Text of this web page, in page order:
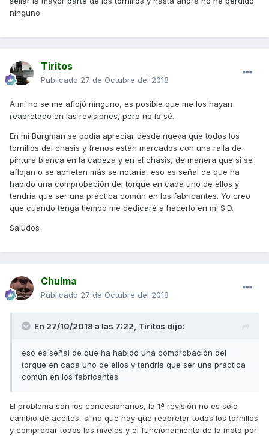
ninguno.
Tiritos
Publicado 27 de Octubre del 2018
A mí no se me aflojó ninguno, es posible que me los hayan
reapretado en las revisiones, pero no lo sé.
En mi Burgman se podía apreciar desde nueva que todos los
tornillos del chasis y frenos están marcados con una ralla de
pintura blanca en la cabeza y en el chasis, de manera que si se
aflojan o se aprietan más se notaría, eso es señal de que ha
habido una comprobación del torque en cada uno de ellos y
tendría que ser una práctica común en los fabricantes. Yo creo
que cuando tenga tiempo me dedicaré a hacerlo en mi S.D.
Saludos
Chulma
Publicado 27 de Octubre del 2018
En 27/10/2018 a las 7:22, Tiritos dijo:
eso es señal de que ha habido una comprobación del
torque en cada uno de ellos y tendría que ser una práctica
común en los fabricantes
El problema son los concesionarios, la 1ª revisión no es sólo
cambio de aceites, si no que hay que reapretar todos los tornillos
y comprobar todos los niveles y el funcionamiento de la moto por